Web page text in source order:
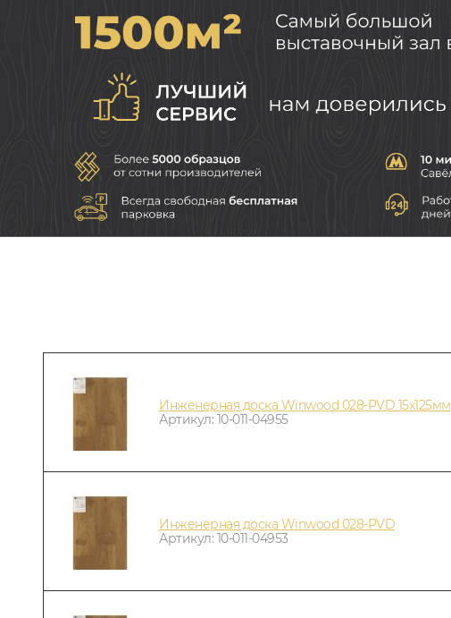
Инженерная доска Winwood 028-PVD 15х125мм
Артикул: 10-011-04955
Инженерная доска Winwood 028-PVD
Артикул: 10-011-04953